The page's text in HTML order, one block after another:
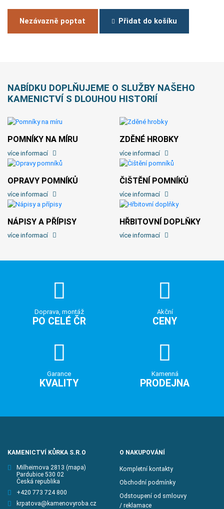
Nezávazně poptat Přidat do košíku
NABÍDKU DOPLŇUJEME O SLUŽBY NAŠEHO
KAMENICTVÍ S DLOUHOU HISTORIÍ
POMNÍKY NA MÍRU
více informací
ZDĚNÉ HROBKY
více informací
OPRAVY POMNÍKŮ
více informací
ČIŠTĚNÍ POMNÍKŮ
více informací
NÁPISY A PŘÍPISY
více informací
HŘBITOVNÍ DOPLŇKY
více informací
Doprava, montáž
PO CELÉ ČR
Akční
CENY
Garance
KVALITY
Kamenná
PRODEJNA
KAMENICTVÍ KŮRKA S.R.O
Milheimova 2813 (mapa)
Pardubice 530 02
Česká republika
+420 773 724 800
krpatova@kamenovyroba.cz
O NAKUPOVÁNÍ
Kompletní kontakty
Obchodní podmínky
Odstoupení od smlouvy
/ reklamace